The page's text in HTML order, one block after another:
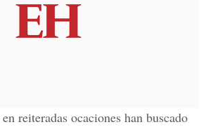
reiteradas ocaciones han buscado